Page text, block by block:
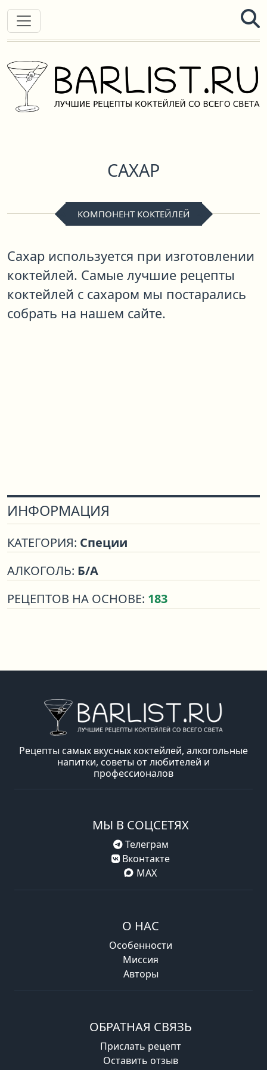
САХАР
КОМПОНЕНТ КОКТЕЙЛЕЙ
Сахар используется при изготовлении
коктейлей. Самые лучшие рецепты
коктейлей с сахаром мы постарались
собрать на нашем сайте.
ИНФОРМАЦИЯ
КАТЕГОРИЯ: Специи
АЛКОГОЛЬ: Б/А
РЕЦЕПТОВ НА ОСНОВЕ: 183
Рецепты самых вкусных коктейлей, алкогольные
напитки, советы от любителей и
профессионалов
МЫ В СОЦСЕТЯХ
Телеграм
Вконтакте
MAX
О НАС
Особенности
Миссия
Авторы
ОБРАТНАЯ СВЯЗЬ
Прислать рецепт
Оставить отзыв